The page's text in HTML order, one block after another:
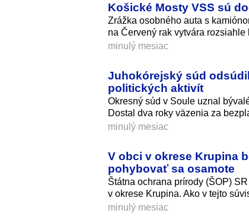
Košické Mosty VSS sú
Zrážka osobného auta s
na Červený rak vytvára rozsiahle
minulý mesiac
Juhokórejský súd
politických aktivít
Okresný súd v Soule uznal
Dostal dva roky väzenia za
minulý mesiac
V obci v okrese Krupina
pohybovať sa osamote
Štátna ochrana prírody (ŠOP)
v okrese Krupina. Ako v tejto
minulý mesiac